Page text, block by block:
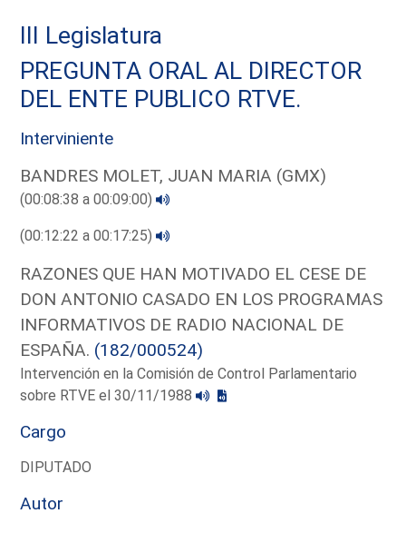
III Legislatura
PREGUNTA ORAL AL DIRECTOR
DEL ENTE PUBLICO RTVE.
Interviniente
BANDRES MOLET, JUAN MARIA (GMX)
(00:08:38 a 00:09:00)
(00:12:22 a 00:17:25)
RAZONES QUE HAN MOTIVADO EL CESE DE
DON ANTONIO CASADO EN LOS PROGRAMAS
INFORMATIVOS DE RADIO NACIONAL DE
ESPAÑA. (182/000524)
Intervención en la Comisión de Control Parlamentario
sobre RTVE el 30/11/1988
Cargo
DIPUTADO
Autor